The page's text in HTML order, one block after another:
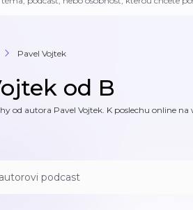
Pavel Vojtek
od B
od autora Pavel Vojtek. K poslechu online